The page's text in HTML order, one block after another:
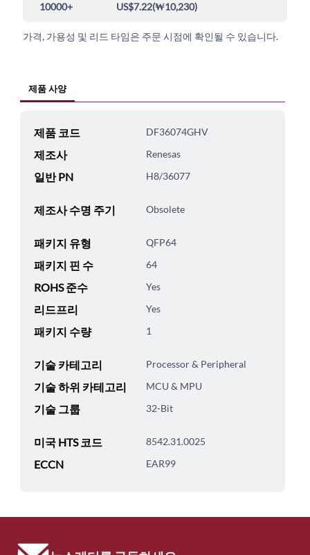
10000+ US$7.22(₩10,230)
가격, 가용성 및 리드 타임은 주문 시점에 확인될 수 있습니다.
제품 사양
제품 코드 DF36074GHV
제조사 Renesas
일반 PN H8/36077
제조사 수명 주기 Obsolete
패키지 유형 QFP64
패키지 핀 수 64
ROHS 준수 Yes
리드프리 Yes
패키지 수량 1
기술 카테고리 Processor & Peripheral
기술 하위 카테고리 MCU & MPU
기술 그룹 32-Bit
미국 HTS 코드 8542.31.0025
ECCN EAR99